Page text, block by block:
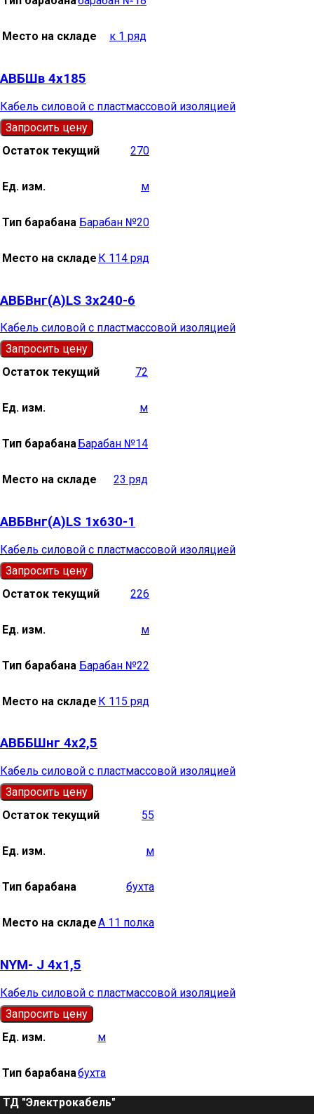
Место на складе к 1 ряд
АВБШв 4х185
Кабель силовой с пластмассовой изоляцией
Запросить цену
Остаток текущий
270
Ед. изм. м
Тип барабана Барабан №20
Место на складе К 114 ряд
АВБВнг(А)LS 3х240-6
Кабель силовой с пластмассовой изоляцией
Запросить цену
Остаток текущий
72
Ед. изм. м
Тип барабана Барабан №14
Место на складе 23 ряд
АВБВнг(А)LS 1х630-1
Кабель силовой с пластмассовой изоляцией
Запросить цену
Остаток текущий
226
Ед. изм. м
Тип барабана Барабан №22
Место на складе К 115 ряд
АВББШнг 4х2,5
Кабель силовой с пластмассовой изоляцией
Запросить цену
Остаток текущий
55
Ед. изм. м
Тип барабана бухта
Место на складеА 11 полка
NYM- J 4х1,5
Кабель силовой с пластмассовой изоляцией
Запросить цену
Ед. изм.
м
Тип барабанабухта
ТД "Электрокабель"​